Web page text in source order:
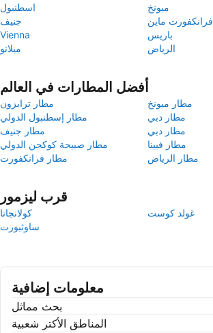
اسطنبول
ميونخ
جنيف
فرانكفورت ماين
Vienna
باريس
ميلانو
الرياض
أفضل المطارات في العالم
مطار ترابزون
مطار ميونخ
مطار إسطنبول الدولي
مطار دبي
مطار جنيف
مطار دبي
مطار صبيحة كوكجن الدولي
مطار فيينا
مطار فرانكفورت
مطار الرياض
قرب ليزمور
كولانجاتا
غولد كوست
ساوثبورت
معلومات إضافية
بحث مماثل
المناطق الأكتر شعبية